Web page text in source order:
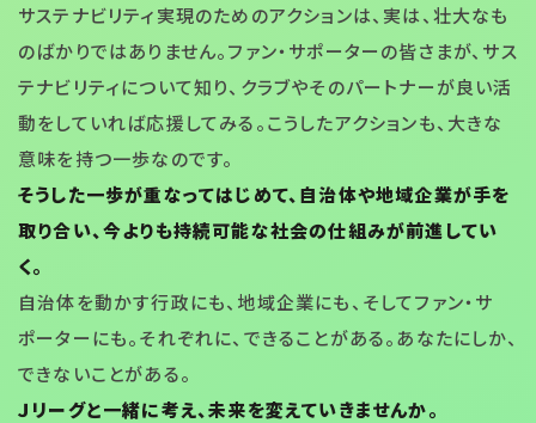
サステナビリティ実現のためのアクションは、実は、壮大なも
のばかりではありません。ファン・サポーターの皆さまが、サス
テナビリティについて知り、クラブやそのパートナーが良い活
動をしていれば応援してみる。こうしたアクションも、大きな
意味を持つ一歩なのです。
そうした一歩が重なってはじめて、自治体や地域企業が手を
取り合い、今よりも持続可能な社会の仕組みが前進してい
く。
自治体を動かす行政にも、地域企業にも、そしてファン・サ
ポーターにも。それぞれに、できることがある。あなたにしか、
できないことがある。
Ｊリーグと一緒に考え、未来を変えていきませんか。